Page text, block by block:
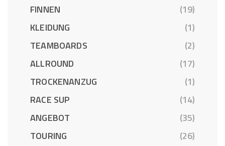
FINNEN
(19)
KLEIDUNG
(1)
TEAMBOARDS
(2)
ALLROUND
(17)
TROCKENANZUG
(1)
RACE SUP
(14)
ANGEBOT
(35)
TOURING
(26)